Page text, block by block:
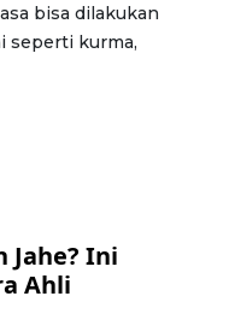
bisa dilakukan
seperti kurma,
Jahe? Ini
Ahli